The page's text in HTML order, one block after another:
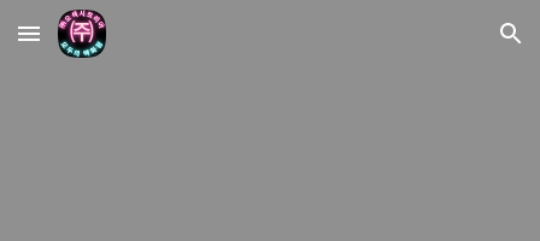
Skip to main content Skip to navigation